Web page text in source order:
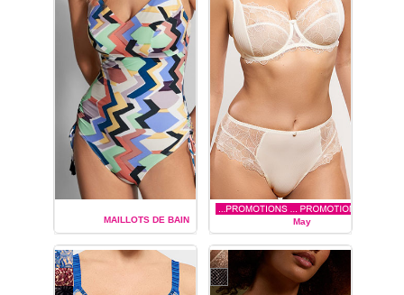
MAILLOTS DE BAIN
EMPREINTE
May
EMPREINTE